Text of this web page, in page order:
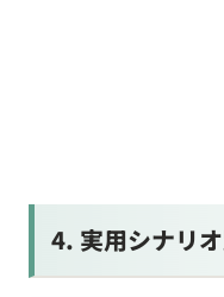
下表は各構成の公称速
LAN・データ量）により